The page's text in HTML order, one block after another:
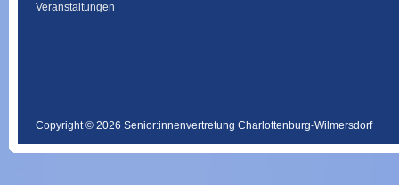
Veranstaltungen
Copyright © 2026 Senior:innenvertretung Charlottenburg-Wilmersdorf